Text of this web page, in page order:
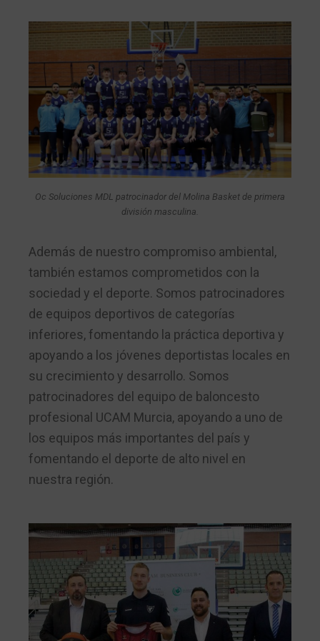
Oc Soluciones MDL patrocinador del Molina Basket de primera
división masculina.
Además de nuestro compromiso ambiental,
también estamos comprometidos con la
sociedad y el deporte. Somos patrocinadores
de equipos deportivos de categorías
inferiores, fomentando la práctica deportiva y
apoyando a los jóvenes deportistas locales en
su crecimiento y desarrollo. Somos
patrocinadores del equipo de baloncesto
profesional UCAM Murcia, apoyando a uno de
los equipos más importantes del país y
fomentando el deporte de alto nivel en
nuestra región.